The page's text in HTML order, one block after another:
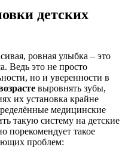
детских
ровная улыбка – это
Ведь это не просто
но и уверенности в
выровнять зубы,
их установка крайне
медицинские
такую систему на детские
порекомендует такое
проблем: